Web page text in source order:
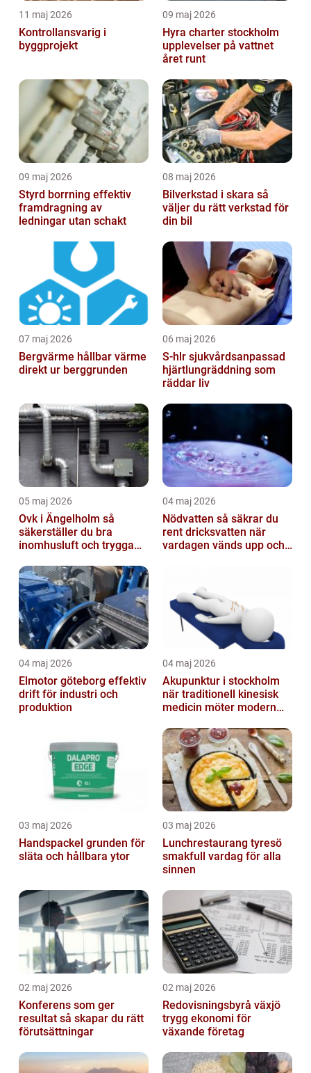
11 maj 2026
Kontrollansvarig i
byggprojekt
09 maj 2026
Hyra charter stockholm
upplevelser på vattnet
året runt
09 maj 2026
Styrd borrning effektiv
framdragning av
ledningar utan schakt
08 maj 2026
Bilverkstad i skara så
väljer du rätt verkstad för
din bil
07 maj 2026
Bergvärme hållbar värme
direkt ur berggrunden
06 maj 2026
S-hlr sjukvårdsanpassad
hjärtlungräddning som
räddar liv
05 maj 2026
Ovk i Ängelholm så
säkerställer du bra
inomhusluft och trygga
04 maj 2026
Nödvatten så säkrar du
rent dricksvatten när
vardagen vänds upp och
04 maj 2026
Elmotor göteborg effektiv
drift för industri och
produktion
04 maj 2026
Akupunktur i stockholm
när traditionell kinesisk
medicin möter modern
03 maj 2026
Handspackel grunden för
släta och hållbara ytor
03 maj 2026
Lunchrestaurang tyresö
smakfull vardag för alla
sinnen
02 maj 2026
Konferens som ger
resultat så skapar du rätt
förutsättningar
02 maj 2026
Redovisningsbyrå växjö
trygg ekonomi för
växande företag